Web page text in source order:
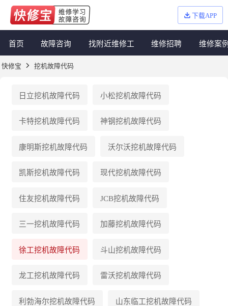
下载APP
首页 故障咨询 找附近维修工 维修招聘 维修案
快修宝 挖机故障代码
日立挖机故障代码 小松挖机故障代码
卡特挖机故障代码 神钢挖机故障代码
康明斯挖机故障代码 沃尔沃挖机故障代码
凯斯挖机故障代码 现代挖机故障代码
住友挖机故障代码 JCB挖机故障代码
三一挖机故障代码 加藤挖机故障代码
徐工挖机故障代码 斗山挖机故障代码
龙工挖机故障代码 雷沃挖机故障代码
利勃海尔挖机故障代码 山东临工挖机故障代码